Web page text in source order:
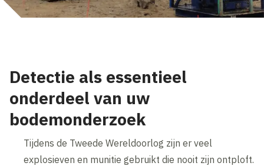
Detectie als essentieel
onderdeel van uw
bodemonderzoek
Tijdens de Tweede Wereldoorlog zijn er veel
explosieven en munitie gebruikt die nooit zijn ontploft.